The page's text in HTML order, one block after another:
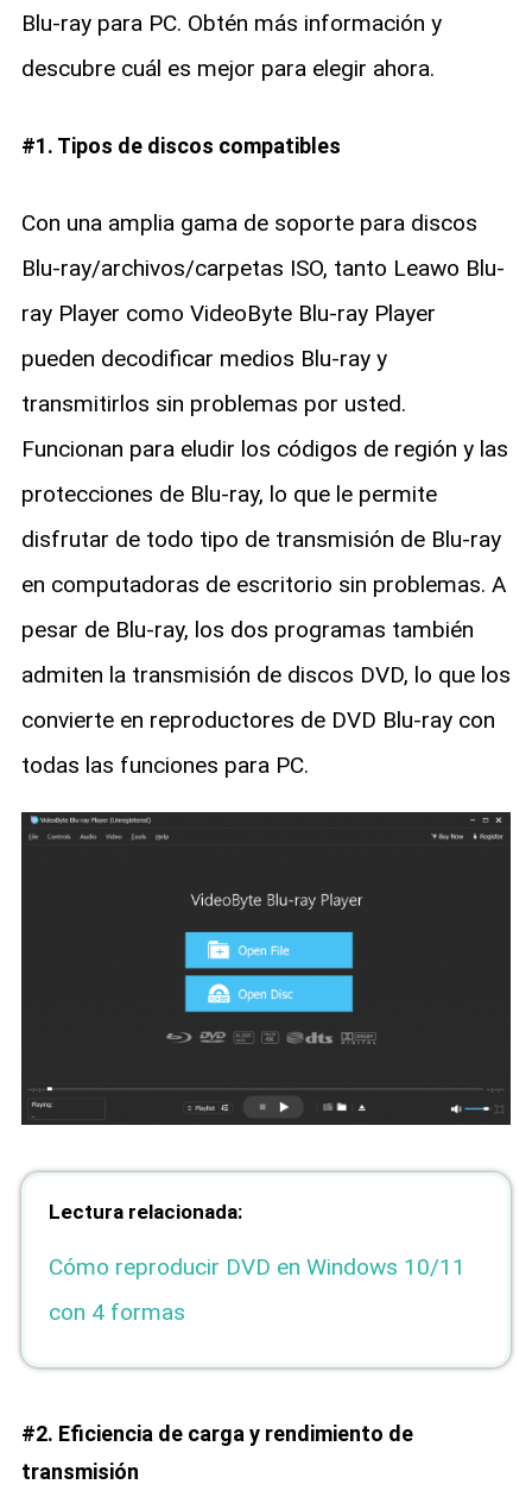
Blu-ray para PC. Obtén más información y
descubre cuál es mejor para elegir ahora.
#1. Tipos de discos compatibles
Con una amplia gama de soporte para discos
Blu-ray/archivos/carpetas ISO, tanto Leawo Blu-
ray Player como VideoByte Blu-ray Player
pueden decodificar medios Blu-ray y
transmitirlos sin problemas por usted.
Funcionan para eludir los códigos de región y las
protecciones de Blu-ray, lo que le permite
disfrutar de todo tipo de transmisión de Blu-ray
en computadoras de escritorio sin problemas. A
pesar de Blu-ray, los dos programas también
admiten la transmisión de discos DVD, lo que los
convierte en reproductores de DVD Blu-ray con
todas las funciones para PC.
Lectura relacionada:
Cómo reproducir DVD en Windows 10/11
con 4 formas
#2. Eficiencia de carga y rendimiento de
transmisión